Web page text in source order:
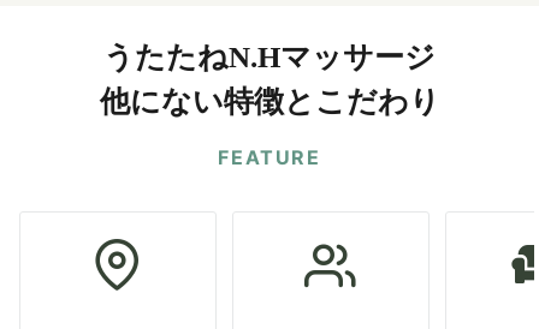
うたたねN.Hマッサージ
他にない特徴とこだわり
FEATURE